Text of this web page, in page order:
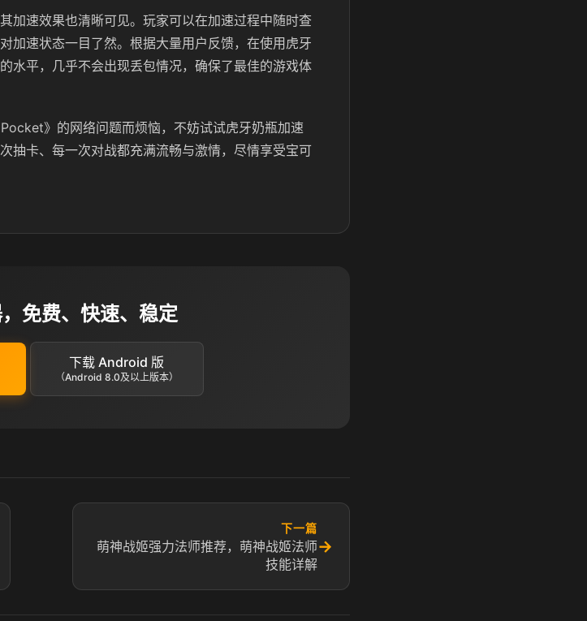
加速效果也清晰可见。玩家可以在加速过程中随时查
加速状态一目了然。根据大量用户反馈，在使用虎牙
水平，几乎不会出现丢包情况，确保了最佳的游戏体
》的网络问题而烦恼，不妨试试虎牙奶瓶加速
抽卡、每一次对战都充满流畅与激情，尽情享受宝可
免费、快速、稳定
下载 Android 版
（Android 8.0及以上版本）
下一篇
萌神战姬强力法师推荐，萌神战姬法师
技能详解
→